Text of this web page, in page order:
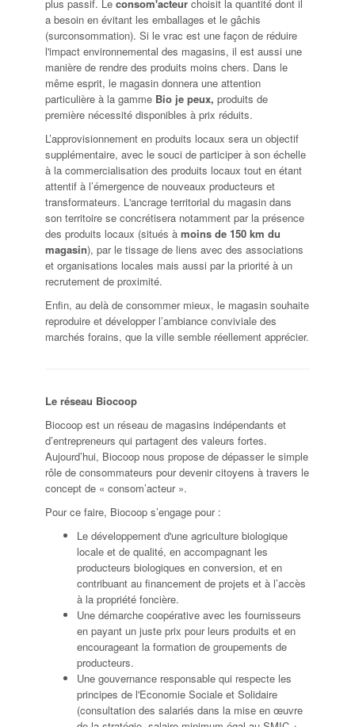
plus passif. Leconsom'acteurchoisit la quantité dont il
a besoin en évitant les emballages et le gâchis
(surconsommation). Si le vrac est une façon de réduire
l'impact environnemental des magasins, il est aussi une
manière de rendre des produits moins chers. Dans le
même esprit, le magasin donnera une attention
particulière à la gamme Bio je peux, produits de
première nécessité disponibles à prix réduits.
L’approvisionnement en produits locaux sera un objectif
supplémentaire, avec le souci de participer à son échelle
à la commercialisation des produits locaux tout en étant
attentif à l’émergence de nouveaux producteurs et
transformateurs. L'ancrage territorial du magasin dans
son territoire se concrétisera notamment par la présence
des produits locaux (situés à moins de 150 km du
magasin), par le tissage de liens avec des associations
et organisations locales mais aussi par la priorité à un
recrutement de proximité.
Enfin, au delà de consommer mieux, le magasin souhaite
reproduire et développer l’ambiance conviviale des
marchés forains, que la ville semble réellement apprécier.
Le réseau Biocoop
Biocoop est un réseau de magasins indépendants et
d’entrepreneurs qui partagent des valeurs fortes.
Aujourd’hui, Biocoop nous propose de dépasser le simple
rôle de consommateurs pour devenir citoyens à travers le
concept de « consom’acteur ».
Pour ce faire, Biocoop s’engage pour :
Le développement d'une agriculture biologique
locale et de qualité, en accompagnant les
producteurs biologiques en conversion, et en
contribuant au financement de projets et à l’accès
à la propriété foncière.
Une démarche coopérative avec les fournisseurs
en payant un juste prix pour leurs produits et en
encourageant la formation de groupements de
producteurs.
Une gouvernance responsable qui respecte les
principes de l'Economie Sociale et Solidaire
(consultation des salariés dans la mise en œuvre